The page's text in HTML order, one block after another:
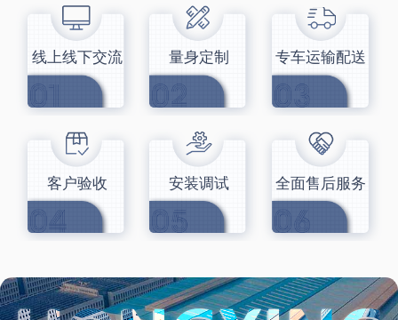
线上线下交流 量身定制 专车运输配送
客户验收 安装调试 全面售后服务